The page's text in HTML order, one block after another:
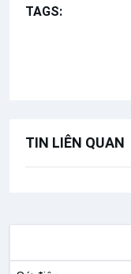
TAGS:
TIN LIÊN QUAN